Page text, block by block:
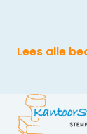
Lees alle